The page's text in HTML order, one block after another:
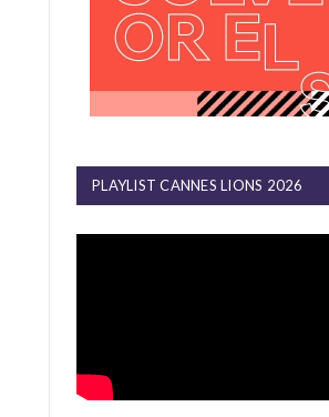
PLAYLIST CANNES LIONS 2026